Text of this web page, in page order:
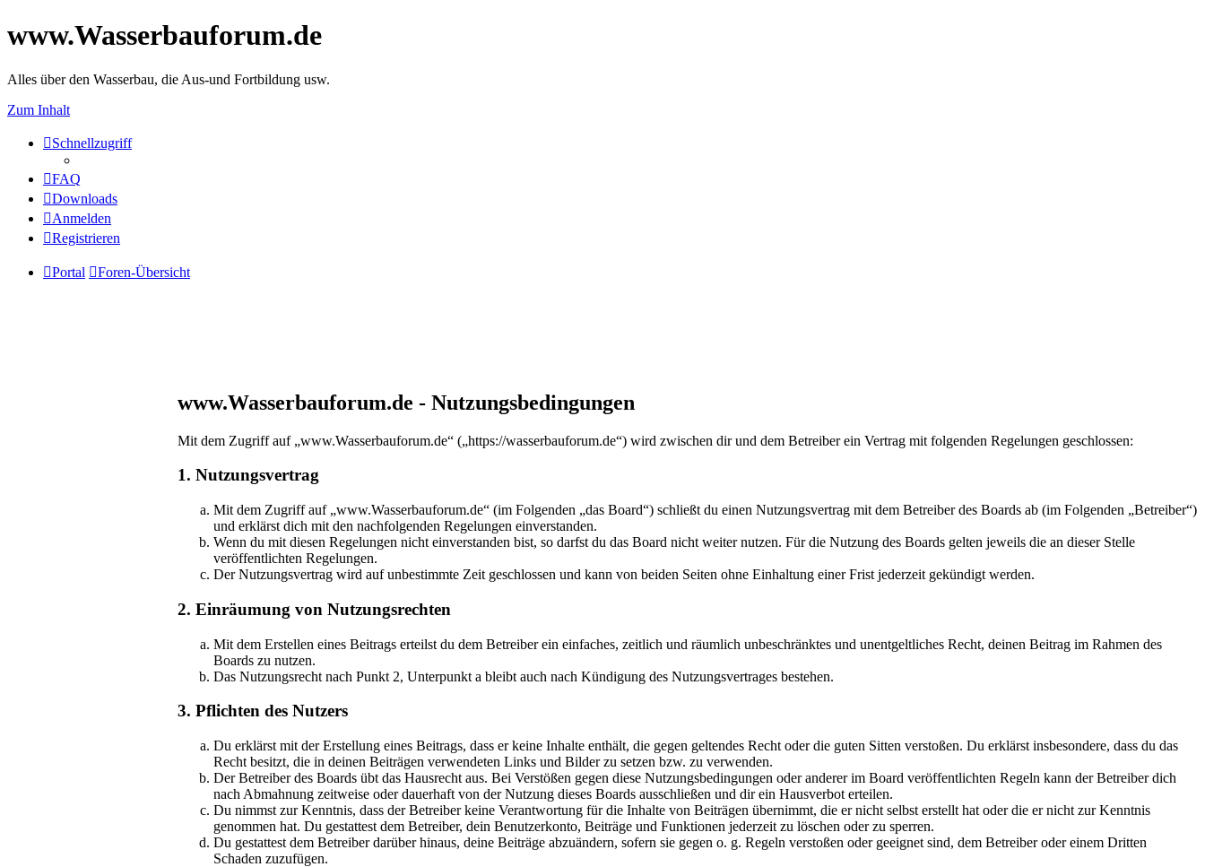
www.Wasserbauforum.de
Alles über den Wasserbau, die Aus-und Fortbildung usw.
Zum Inhalt
Schnellzugriff
FAQ
Downloads
Anmelden
Registrieren
Portal Foren-Übersicht
www.Wasserbauforum.de - Nutzungsbedingungen
Mit dem Zugriff auf „www.Wasserbauforum.de“ („https://wasserbauforum.de“) wird zwischen dir und dem Betreiber ein Vertrag mit folgenden Regelungen geschlossen:
1. Nutzungsvertrag
Mit dem Zugriff auf „www.Wasserbauforum.de“ (im Folgenden „das Board“) schließt du einen Nutzungsvertrag mit dem Betreiber des Boards ab (im Folgenden „Betreiber“)
und erklärst dich mit den nachfolgenden Regelungen einverstanden.
Wenn du mit diesen Regelungen nicht einverstanden bist, so darfst du das Board nicht weiter nutzen. Für die Nutzung des Boards gelten jeweils die an dieser Stelle
veröffentlichten Regelungen.
Der Nutzungsvertrag wird auf unbestimmte Zeit geschlossen und kann von beiden Seiten ohne Einhaltung einer Frist jederzeit gekündigt werden.
2. Einräumung von Nutzungsrechten
Mit dem Erstellen eines Beitrags erteilst du dem Betreiber ein einfaches, zeitlich und räumlich unbeschränktes und unentgeltliches Recht, deinen Beitrag im Rahmen des
Boards zu nutzen.
Das Nutzungsrecht nach Punkt 2, Unterpunkt a bleibt auch nach Kündigung des Nutzungsvertrages bestehen.
3. Pflichten des Nutzers
Du erklärst mit der Erstellung eines Beitrags, dass er keine Inhalte enthält, die gegen geltendes Recht oder die guten Sitten verstoßen. Du erklärst insbesondere, dass du das
Recht besitzt, die in deinen Beiträgen verwendeten Links und Bilder zu setzen bzw. zu verwenden.
Der Betreiber des Boards übt das Hausrecht aus. Bei Verstößen gegen diese Nutzungsbedingungen oder anderer im Board veröffentlichten Regeln kann der Betreiber dich
nach Abmahnung zeitweise oder dauerhaft von der Nutzung dieses Boards ausschließen und dir ein Hausverbot erteilen.
Du nimmst zur Kenntnis, dass der Betreiber keine Verantwortung für die Inhalte von Beiträgen übernimmt, die er nicht selbst erstellt hat oder die er nicht zur Kenntnis
genommen hat. Du gestattest dem Betreiber, dein Benutzerkonto, Beiträge und Funktionen jederzeit zu löschen oder zu sperren.
Du gestattest dem Betreiber darüber hinaus, deine Beiträge abzuändern, sofern sie gegen o. g. Regeln verstoßen oder geeignet sind, dem Betreiber oder einem Dritten
Schaden zuzufügen.